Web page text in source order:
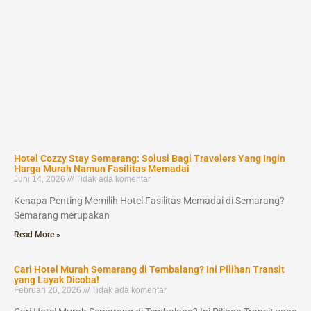
Hotel Cozzy Stay Semarang: Solusi Bagi Travelers Yang Ingin
Harga Murah Namun Fasilitas Memadai
Juni 14, 2026 Tidak ada komentar
Kenapa Penting Memilih Hotel Fasilitas Memadai di Semarang?
Semarang merupakan
Read More »
Cari Hotel Murah Semarang di Tembalang? Ini Pilihan Transit
yang Layak Dicoba!
Februari 20, 2026 Tidak ada komentar